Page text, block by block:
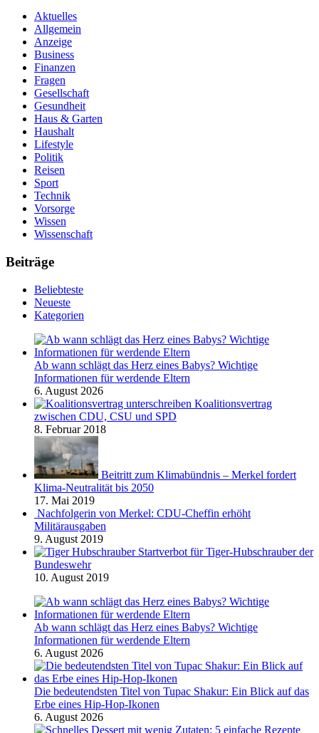
Aktuelles
Allgemein
Anzeige
Business
Finanzen
Fragen
Gesellschaft
Gesundheit
Haus & Garten
Haushalt
Lifestyle
Politik
Reisen
Sport
Technik
Vorsorge
Wissen
Wissenschaft
Beiträge
Beliebteste
Neueste
Kategorien
Ab wann schlägt das Herz eines Babys? Wichtige
Informationen für werdende Eltern
6. August 2026
Koalitionsvertrag
zwischen CDU, CSU und SPD
8. Februar 2018
Beitritt zum Klimabündnis – Merkel fordert
Klima-Neutralität bis 2050
17. Mai 2019
Nachfolgerin von Merkel: CDU-Cheffin erhöht
Militärausgaben
9. August 2019
Startverbot für Tiger-Hubschrauber der
Bundeswehr
10. August 2019
Ab wann schlägt das Herz eines Babys? Wichtige
Informationen für werdende Eltern
6. August 2026
Die bedeutendsten Titel von Tupac Shakur: Ein Blick auf das
Erbe eines Hip-Hop-Ikonen
6. August 2026